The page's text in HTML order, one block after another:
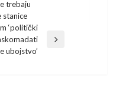
trebaju
stanice
‘politički
ubojstvo’